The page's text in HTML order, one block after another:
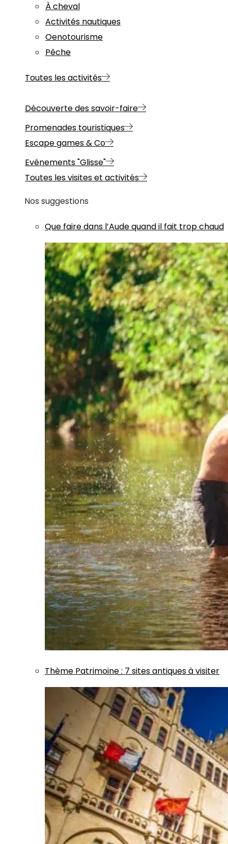
À cheval
Activités nautiques
Oenotourisme
Pêche
Toutes les activités
Découverte des savoir-faire
Promenades touristiques
Escape games & Co
Evénements "Glisse"
Toutes les visites et activités
Nos suggestions
Que faire dans l’Aude quand il fait trop chaud
Thème Patrimoine: 7 sites antiques à visiter